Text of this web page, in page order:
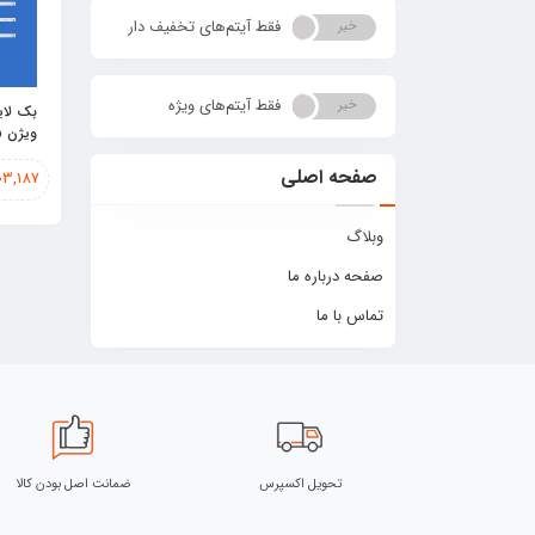
بله خیر فقط آیتم‌های تخفیف دار
بله خیر فقط آیتم‌های ویژه
صفحه اصلی
وبلاگ
صفحه درباره ما
تماس با ما
بک
ویژن 43XT515
تحویل اکسپرس ضمانت اصل بودن کالا